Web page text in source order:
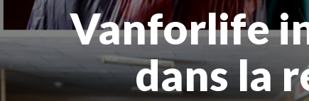
Vanforlife
dans la